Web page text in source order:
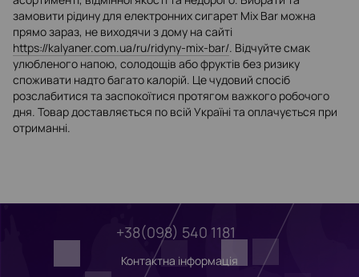
замовити рідину для електронних сигарет Mix Bar можна
прямо зараз, не виходячи з дому на сайті
https://kalyaner.com.ua/ru/ridyny-mix-bar/. Відчуйте смак
улюбленого напою, солодощів або фруктів без ризику
споживати надто багато калорій. Це чудовий спосіб
розслабитися та заспокоїтися протягом важкого робочого
дня. Товар доставляється по всій Україні та оплачується при
отриманні.
+38(098) 540 1181
Контактна інформація